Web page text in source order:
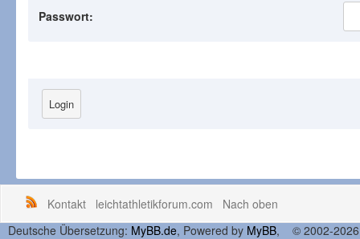
Passwort:
Kontakt leichtathletikforum.com
Nach oben
Deutsche Übersetzung: MyBB.de, Powered by MyBB, © 2002-